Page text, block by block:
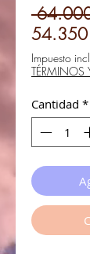
54.350
Impuesto
Cantidad *